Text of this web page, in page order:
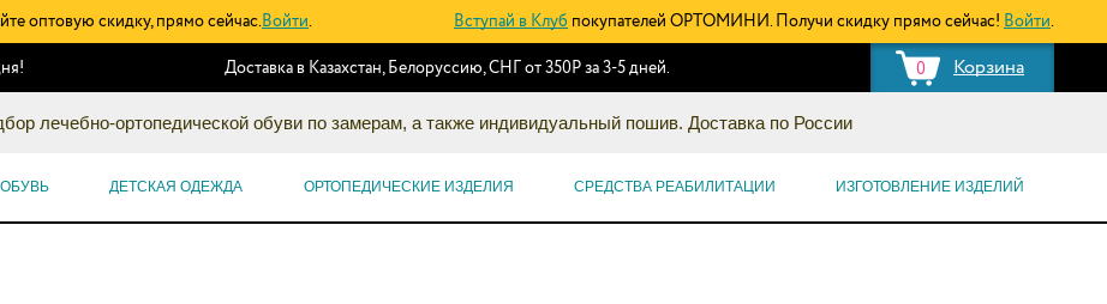
оптовую скидку, прямо сейчас.Войти. Вступай в Клуб покупателей ОРТОМИНИ. Получи скидку прямо сейчас! Войти.
0 Корзина
Доставка в Казахстан, Белоруссию, СНГ от 350Р за 3-5 дней.
лечебно-ортопедической обуви по замерам, а также индивидуальный пошив. Доставка по России
ДЕТСКАЯ ОДЕЖДА ОРТОПЕДИЧЕСКИЕ ИЗДЕЛИЯ СРЕДСТВА РЕАБИЛИТАЦИИ ИЗГОТОВЛЕНИЕ ИЗДЕЛИЙ